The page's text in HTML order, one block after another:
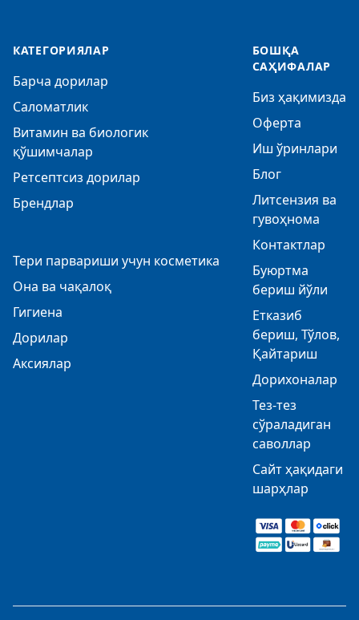
КАТЕГОРИЯЛАР
Барча дорилар
Саломатлик
Витамин ва биологик
қўшимчалар
Ретсептсиз дорилар
Брендлар
Тери парвариши учун косметика
Она ва чақалоқ
Гигиена
Дорилар
Аксиялар
БОШҚА
САҲИФАЛАР
Биз ҳақимизда
Оферта
Иш ўринлари
Блог
Литсензия ва
гувоҳнома
Контактлар
Буюртма
бериш йўли
Етказиб
бериш, Тўлов,
Қайтариш
Дорихоналар
Тез-тез
сўраладиган
саволлар
Сайт ҳақидаги
шарҳлар